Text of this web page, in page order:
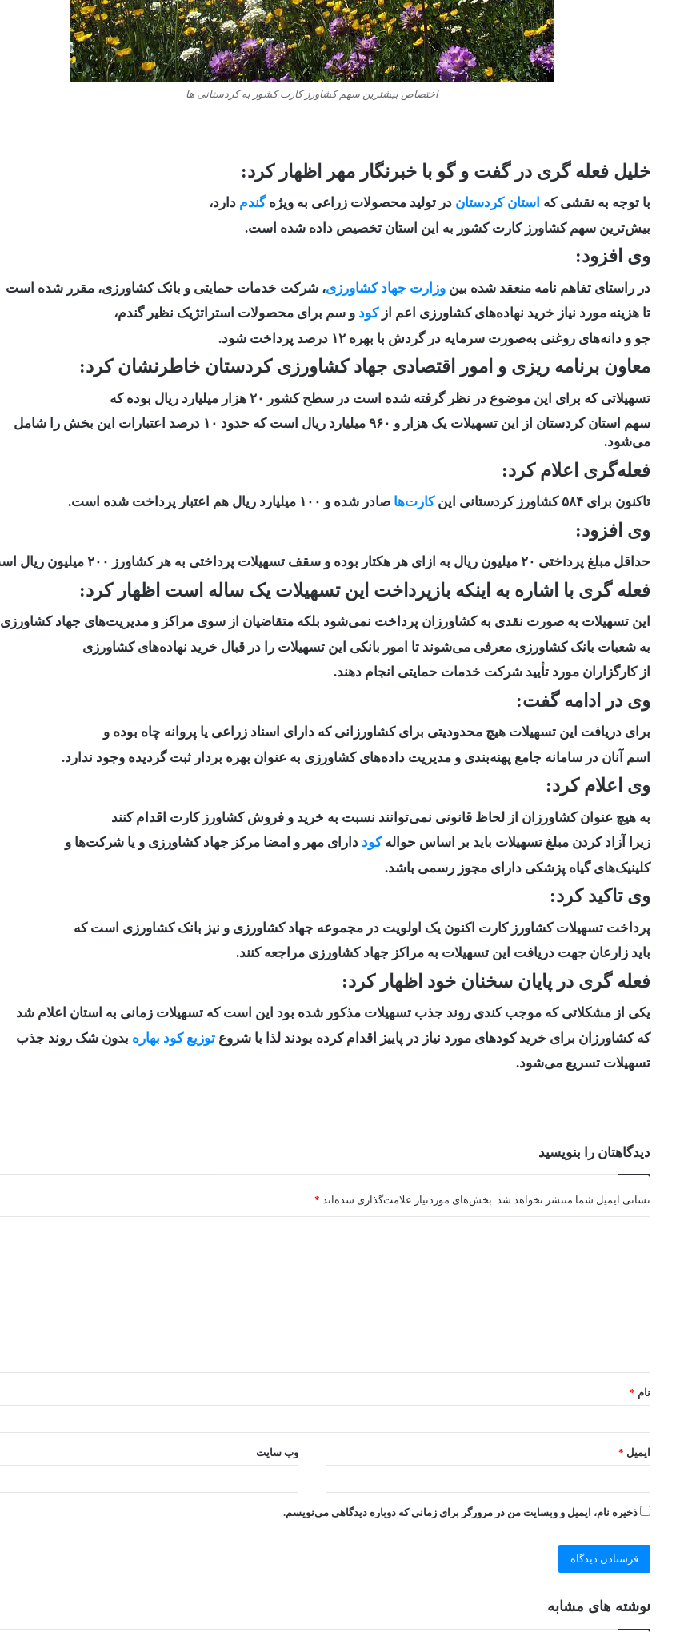
اختصاص بیشترین سهم کشاورز کارت کشور به کردستانی ها
خلیل فعله گری در گفت و گو با خبرنگار مهر اظهار کرد:
با توجه به نقشی که استان کردستان در تولید محصولات زراعی به ویژهگندم دارد،
بیش‌ترین سهم کشاورز کارت کشور به این استان تخصیص داده شده است.
وی افزود:
در راستای تفاهم نامه منعقد شده بین وزارت جهاد کشاورزی، شرکت خدمات حمایتی و بانک کشاورزی، مقرر شده است
تا هزینه مورد نیاز خرید نهاده‌های کشاورزی اعم از کود و سم برای محصولات استراتژیک نظیر گندم،
جو و دانه‌های روغنی به‌صورت سرمایه در گردش با بهره ۱۲ درصد پرداخت شود.
معاون برنامه ریزی و امور اقتصادی جهاد کشاورزی کردستان خاطرنشان کرد:
تسهیلاتی که برای این موضوع در نظر گرفته شده است در سطح کشور ۲۰ هزار میلیارد ریال بوده که
سهم استان کردستان از این تسهیلات یک هزار و ۹۶۰ میلیارد ریال است که حدود ۱۰ درصد اعتبارات این بخش را شامل
می‌شود.
فعله‌گری اعلام کرد:
تاکنون برای ۵۸۴ کشاورز کردستانی این کارت‌ها صادر شده و ۱۰۰ میلیارد ریال هم اعتبار پرداخت شده است.
وی افزود:
حداقل مبلغ پرداختی ۲۰ میلیون ریال به ازای هر هکتار بوده و سقف تسهیلات پرداختی به هر کشاورز ۲۰۰ میلیون ریال است.
فعله گری با اشاره به اینکه بازپرداخت این تسهیلات یک ساله است اظهار کرد:
این تسهیلات به صورت نقدی به کشاورزان پرداخت نمی‌شود بلکه متقاضیان از سوی مراکز و مدیریت‌های جهاد کشاورزی
به شعبات بانک کشاورزی معرفی می‌شوند تا امور بانکی این تسهیلات را در قبال خرید نهاده‌های کشاورزی
از کارگزاران مورد تأیید شرکت خدمات حمایتی انجام دهند.
وی در ادامه گفت:
برای دریافت این تسهیلات هیچ محدودیتی برای کشاورزانی که دارای اسناد زراعی یا پروانه چاه بوده و
اسم آنان در سامانه جامع پهنه‌بندی و مدیریت داده‌های کشاورزی به عنوان بهره بردار ثبت گردیده وجود ندارد.
وی اعلام کرد:
به هیچ عنوان کشاورزان از لحاظ قانونی نمی‌توانند نسبت به خرید و فروش کشاورز کارت اقدام کنند
زیرا آزاد کردن مبلغ تسهیلات باید بر اساس حواله کود دارای مهر و امضا مرکز جهاد کشاورزی و یا شرکت‌ها و
کلینیک‌های گیاه پزشکی دارای مجوز رسمی باشد.
وی تاکید کرد:
پرداخت تسهیلات کشاورز کارت اکنون یک اولویت در مجموعه جهاد کشاورزی و نیز بانک کشاورزی است که
باید زارعان جهت دریافت این تسهیلات به مراکز جهاد کشاورزی مراجعه کنند.
فعله گری در پایان سخنان خود اظهار کرد:
یکی از مشکلاتی که موجب کندی روند جذب تسهیلات مذکور شده بود این است که تسهیلات زمانی به استان اعلام شد
که کشاورزان برای خرید کودهای مورد نیاز در پاییز اقدام کرده بودند لذا با شروع توزیع کود بهاره بدون شک روند جذب
تسهیلات تسریع می‌شود.
دیدگاهتان را بنویسید
نشانی ایمیل شما منتشر نخواهد شد. بخش‌های موردنیاز علامت‌گذاری شده‌اند *
نام *
ایمیل * وب‌ سایت
ذخیره نام، ایمیل و وبسایت من در مرورگر برای زمانی که دوباره دیدگاهی می‌نویسم.
نوشته های مشابه